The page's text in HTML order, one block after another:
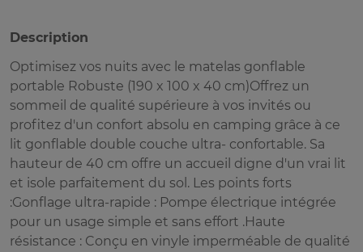
Description
Optimisez vos nuits avec le matelas gonflable
portable Robuste (190 x 100 x 40 cm)Offrez un
sommeil de qualité supérieure à vos invités ou
profitez d'un confort absolu en camping grâce à ce
lit gonflable double couche ultra- confortable. Sa
hauteur de 40 cm offre un accueil digne d'un vrai lit
et isole parfaitement du sol. Les points forts
:Gonflage ultra-rapide : Pompe électrique intégrée
pour un usage simple et sans effort .Haute
résistance : Conçu en vinyle imperméable de qualité